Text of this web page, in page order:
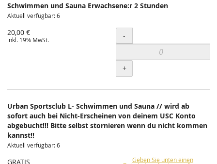
Schwimmen und Sauna Erwachsene:r 2 Stunden
Aktuell verfügbar: 6
20,00 €
inkl. 19% MwSt. Menge
-
+
Urban Sportsclub L- Schwimmen und Sauna // wird ab
sofort auch bei Nicht-Erscheinen von deinem USC Konto
abgebucht!!! Bitte selbst stornieren wenn du nicht kommen
kannst!!
Aktuell verfügbar: 6
GRATIS Geben Sie unten einen